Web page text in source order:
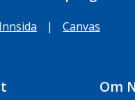
Innsida | Canvas
Om